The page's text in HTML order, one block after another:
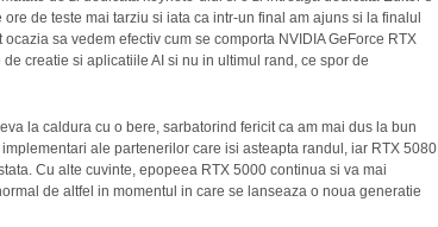
de teste mai tarziu si iata ca intr-un final am ajuns si la finalul
sa vedem efectiv cum se comporta NVIDIA GeForce RTX
creatie si aplicatiile AI si nu in ultimul rand, ce spor de
la caldura cu o bere, sarbatorind fericit ca am mai dus la bun
ale partenerilor care isi asteapta randul, iar RTX 5080
Cu alte cuvinte, epopeea RTX 5000 continua si va mai
de altfel in momentul in care se lanseaza o noua generatie